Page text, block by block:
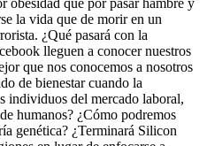
la vida que de morir en un
¿Qué pasará con la
lleguen a conocer nuestros
que nos conocemos a nosotros
de bienestar cuando la
individuos del mercado laboral,
humanos? ¿Cómo podremos
genética? ¿Terminará Silicon